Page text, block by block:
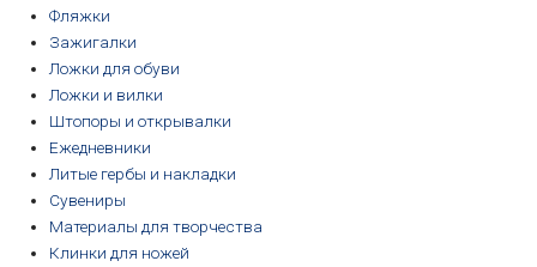
Фляжки
Зажигалки
Ложки для обуви
Ложки и вилки
Штопоры и открывалки
Ежедневники
Литые гербы и накладки
Сувениры
Материалы для творчества
Клинки для ножей